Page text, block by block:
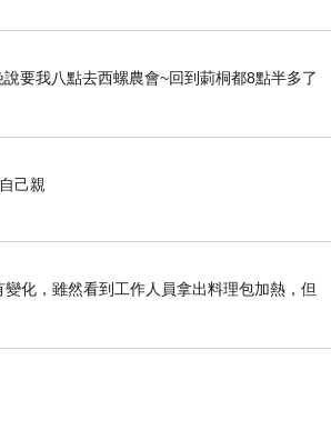
要我八點去西螺農會~回到莿桐都8點半多了
己親
化，雖然看到工作人員拿出料理包加熱，但